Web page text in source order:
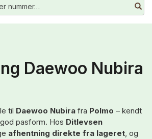
Daewoo Nubira
til Daewoo Nubira fra Polmo – kendt
pasform. Hos Ditlevsen
afhentning direkte fra lageret, og